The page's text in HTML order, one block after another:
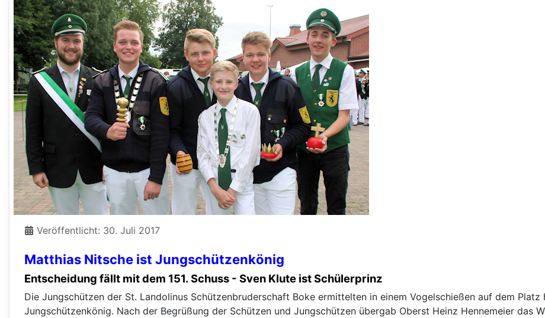
Matthias Nitsche ist Jungschützenkönig
Veröffentlicht: 30. Juli 2017
Entscheidung fällt mit dem 151. Schuss - Sven Klute ist Schülerprinz
Die Jungschützen der St. Landolinus Schützenbruderschaft Boke ermittelten in einem Vogelschießen auf dem Platz
Jungschützenkönig. Nach der Begrüßung der Schützen und Jungschützen übergab Oberst Heinz Hennemeier das